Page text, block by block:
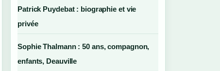
Patrick Puydebat : biographie et vie
privée
Sophie Thalmann : 50 ans, compagnon,
enfants, Deauville